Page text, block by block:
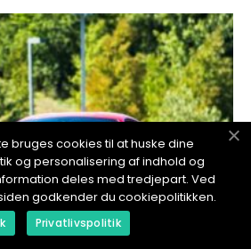
bruges cookies til at huske dine
og personalisering af indhold og
deles med tredjepart. Ved
godkender du cookiepolitikken.
Privatlivspolitik